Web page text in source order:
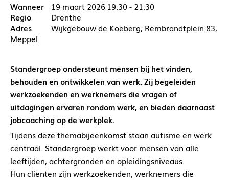
19 maart 2026 19:30 - 21:30
Drenthe
Wijkgebouw de Koeberg, Rembrandtplein 83,
Meppel
Standergroep ondersteunt mensen bij het vinden,
behouden en ontwikkelen van werk. Zij begeleiden
werkzoekenden en werknemers die vragen of
uitdagingen ervaren rondom werk, en bieden daarnaast
jobcoaching op de werkplek.
Tijdens deze themabijeenkomst staan autisme en werk
centraal. Standergroep werkt voor mensen van alle
leeftijden, achtergronden en opleidingsniveaus.
Hun cliënten zijn werkzoekenden, werknemers die